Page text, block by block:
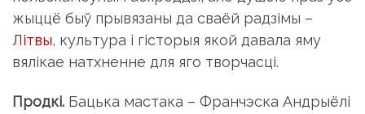
жыццё быў прывязаны да сваёй радзімы –
Літвы, культура і гісторыя якой давала яму
вялікае натхненне для яго творчасці.
Продкі. Бацька мастака – Франчэска Андрыёлі